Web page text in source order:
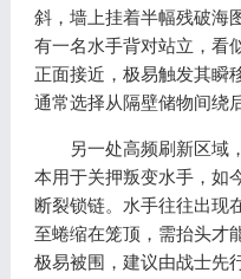
斜，墙上挂着半幅残破海
有一名水手背对站立，看
正面接近，极易触发其瞬
通常选择从隔壁储物间绕
另一处高频刷新区域，
本用于关押叛变水手，如
断裂锁链。水手往往出现
至蜷缩在笼顶，需抬头才
极易被围，建议由战士先